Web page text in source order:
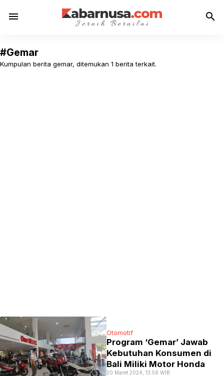
menu search
#Gemar
Kumpulan berita gemar, ditemukan 1 berita terkait.
Otomotif
Program ‘Gemar’ Jawab
Kebutuhan Konsumen di
Bali Miliki Motor Honda
20 Maret 2024, 13:58 WIB